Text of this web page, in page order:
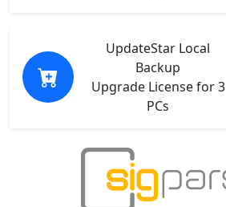
UpdateStar Local
Backup
Upgrade License for 3
PCs